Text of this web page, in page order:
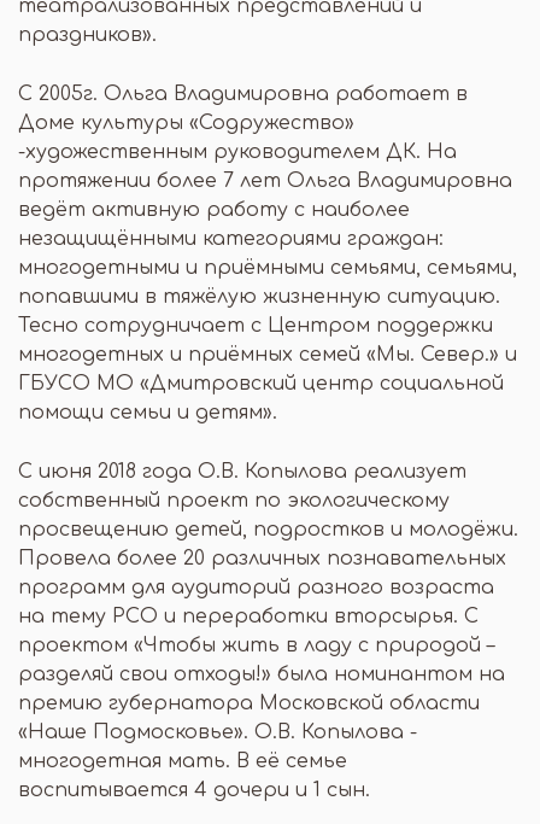
театрализованных представлений и
праздников».
С 2005г. Ольга Владимировна работает в
Доме культуры «Содружество»
-художественным руководителем ДК. На
протяжении более 7 лет Ольга Владимировна
ведёт активную работу с наиболее
незащищёнными категориями граждан:
многодетными и приёмными семьями, семьями,
попавшими в тяжёлую жизненную ситуацию.
Тесно сотрудничает с Центром поддержки
многодетных и приёмных семей «Мы. Север.» и
ГБУСО МО «Дмитровский центр социальной
помощи семьи и детям».
С июня 2018 года О.В. Копылова реализует
собственный проект по экологическому
просвещению детей, подростков и молодёжи.
Провела более 20 различных познавательных
программ для аудиторий разного возраста
на тему РСО и переработки вторсырья. С
проектом «Чтобы жить в ладу с природой –
разделяй свои отходы!» была номинантом на
премию губернатора Московской области
«Наше Подмосковье». О.В. Копылова -
многодетная мать. В её семье
воспитывается 4 дочери и 1 сын.